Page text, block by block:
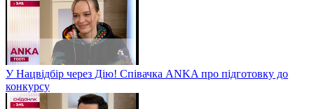
У Нацвідбір через Дію! Співачка ANKA про підготовку до
конкурсу